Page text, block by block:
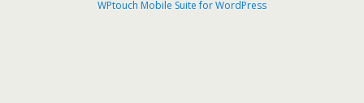
WPtouch Mobile Suite for WordPress